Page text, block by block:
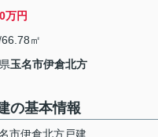
万円
㎡
玉名市伊倉北方
の基本情報
市伊倉北方戸建